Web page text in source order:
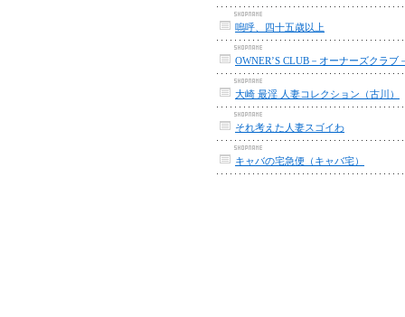
嗚呼、四十五歳以上
OWNER’S CLUB－オーナーズクラブ
大崎 最淫 人妻コレクション（古川）
それ考えた人妻スゴイわ
キャバの宅急便（キャバ宅）